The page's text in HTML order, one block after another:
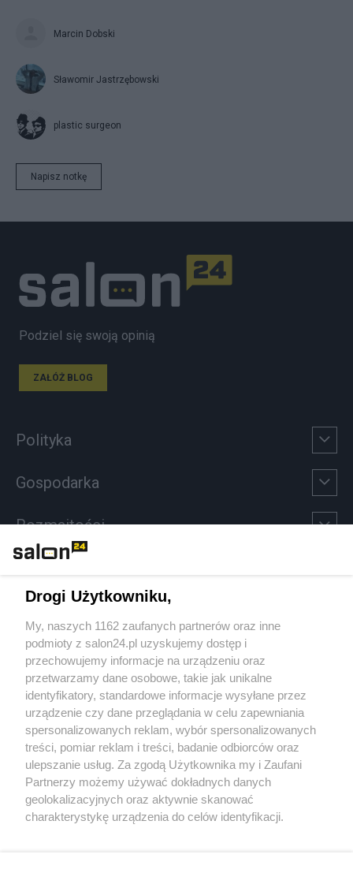
Marcin Dobski
Sławomir Jastrzębowski
plastic surgeon
Napisz notkę
Podziel się swoją opinią
ZAŁÓŻ BLOG
Polityka
Gospodarka
Rozmaitości
Sport
Społeczeństwo
Kultura
X Facebook Instagram Youtube
Drogi Użytkowniku,
My, naszych 1162 zaufanych partnerów oraz inne
podmioty z salon24.pl uzyskujemy dostęp i
przechowujemy informacje na urządzeniu oraz
przetwarzamy dane osobowe, takie jak unikalne
identyfikatory, standardowe informacje wysyłane przez
urządzenie czy dane przeglądania w celu zapewniania
spersonalizowanych reklam, wybór spersonalizowanych
treści, pomiar reklam i treści, badanie odbiorców oraz
ulepszanie usług. Za zgodą Użytkownika my i Zaufani
Partnerzy możemy używać dokładnych danych
geolokalizacyjnych oraz aktywnie skanować
charakterystykę urządzenia do celów identyfikacji.